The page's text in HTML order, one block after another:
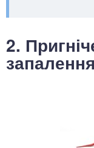
2.
запалення